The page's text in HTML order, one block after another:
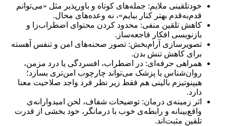
خودتلقینی ملایم: جمله‌های کوتاه و باورپذیر مثل «می‌توانم
قدم‌به‌قدم بهتر کنار بیایم»، نه وعده‌های محال.
کاهش تلقین منفی: محدود کردن محتوای اضطراب‌زا و
بازنویسی افکار فاجعه‌ساز.
تصویرسازی آرام‌بخش: تصور صحنه‌های امن و تنفس آهسته
برای کاهش تنش بدن.
همراهی حرفه‌ای: در اضطراب، افسردگی یا درد مزمن،
روان‌شناس یا پزشک می‌تواند چارچوب امن‌تری بسازد؛
هیپنوتیزم بالینی هم فقط زیر نظر فرد واجد صلاحیت معنا
دارد.
اثر زمینه‌ی درمان: توضیحات شفاف، لحن امیدوارانه‌ی
واقع‌بینانه و رابطه‌ی خوب با درمانگر، خود بخشی از قدرت
تلقین مثبت‌اند.